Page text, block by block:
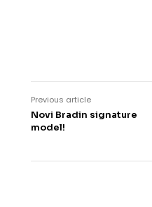
Previous article
Novi Bradin signature
model!